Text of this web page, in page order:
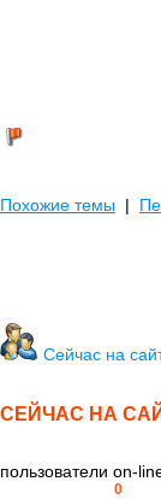
Похожие темы |
Сейчас на
СЕЙЧАС НА
пользователи on-
0